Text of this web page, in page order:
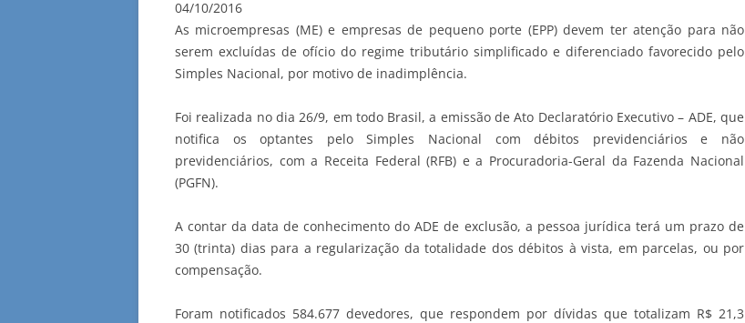
04/10/2016
As microempresas (ME) e empresas de pequeno porte (EPP) devem ter atenção para não
serem excluídas de ofício do regime tributário simplificado e diferenciado favorecido pelo
Simples Nacional, por motivo de inadimplência.
Foi realizada no dia 26/9, em todo Brasil, a emissão de Ato Declaratório Executivo – ADE, que
notifica os optantes pelo Simples Nacional com débitos previdenciários e não
previdenciários, com a Receita Federal (RFB) e a Procuradoria-Geral da Fazenda Nacional
(PGFN).
A contar da data de conhecimento do ADE de exclusão, a pessoa jurídica terá um prazo de
30 (trinta) dias para a regularização da totalidade dos débitos à vista, em parcelas, ou por
compensação.
Foram notificados 584.677 devedores, que respondem por dívidas que totalizam R$ 21,3